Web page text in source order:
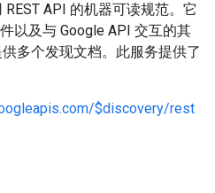
API 的机器可读规范。它
以及与 Google API 交互的其
多个发现文档。此服务提供了
$discovery/rest